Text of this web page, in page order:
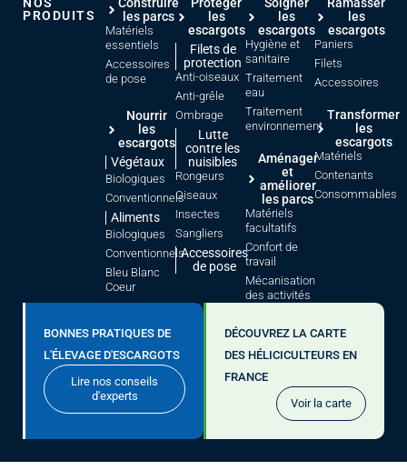
BONNES PRATIQUES DE
L'ÉLEVAGE D'ESCARGOTS
Lire nos conseils
d'experts
DÉCOUVREZ LA CARTE
DES HÉLICICULTEURS EN
FRANCE
Voir la carte
NOS
PRODUITS
Construire
les parcs
Matériels
essentiels
Accessoires
de pose
Nourrir
les
escargots
Végétaux
Biologiques
Conventionnels
Aliments
Biologiques
Conventionnels
Bleu Blanc
Coeur
Protéger
les
escargots
Filets de
protection
Anti-oiseaux
Anti-grêle
Ombrage
Lutte
contre les
nuisibles
Rongeurs
Oiseaux
Insectes
Sangliers
Accessoires
de pose
Soigner
les
escargots
Hygiène et
sanitaire
Traitement
eau
Traitement
environnement
Aménager
et
améliorer
les parcs
Matériels
facultatifs
Confort de
travail
Mécanisation
des activités
Ramasser
les
escargots
Paniers
Filets
Accessoires
Transformer
les
escargots
Matériels
Contenants
Consommables